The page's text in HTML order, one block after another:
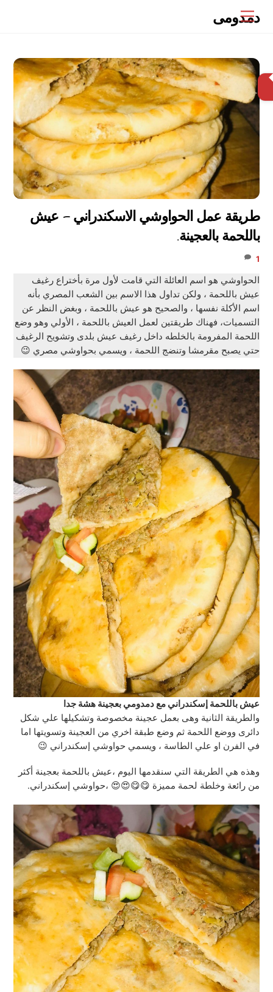
Menu
دمدومى
طريقة عمل الحواوشي الاسكندراني – عيش
باللحمة بالعجينة.
1
الحواوشي هو اسم العائلة التي قامت لأول مرة بأختراع رغيف
عيش باللحمة ، ولكن تداول هذا الاسم بين الشعب المصري بأنه
اسم الأكلة نفسها ، والصحيح هو عيش باللحمة ، وبغض النظر عن
التسميات، فهناك طريقتين لعمل العيش باللحمة ، الأولي وهو وضع
اللحمة المفرومة بالخلطه داخل رغيف عيش بلدى وتشويح الرغيف
حتي يصبح مقرمشا وتنضج اللحمة ، ويسمي بحواوشي مصري 😉
عيش باللحمة إسكندراني مع دمدومي بعجينة هشة جدا
والطريقة الثانية وهى بعمل عجينة مخصوصة وتشكيلها علي شكل
دائرى ووضع اللحمة ثم وضع طبقة اخري من العجينة وتسويتها اما
في الفرن او علي الطاسة ، ويسمي حواوشي إسكندراني 😉
وهذه هي الطريقة التي سنقدمها اليوم ،عيش باللحمة بعجينة أكثر
من رائعة وخلطة لحمة مميزة 😋😋😍😍 ،حواوشي إسكندراني.